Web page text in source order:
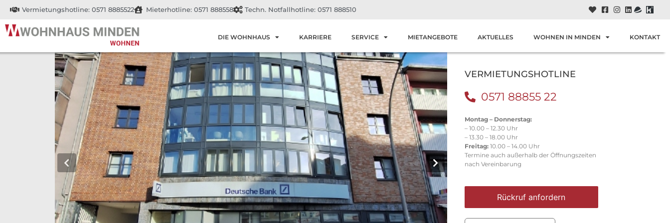
Vermietungshotline: 0571 8885522 Mieterhotline: 0571 888558 Techn. Notfallhotline: 0571 888510
DIE WOHNHAUS KARRIERE SERVICE MIETANGEBOTE AKTUELLES WOHNEN IN MINDEN KONTAKT
VERMIETUNGSHOTLINE
0571 88855 22
Montag – Donnerstag:
– 10.00 – 12.30 Uhr
– 13.30 – 18.00 Uhr
Freitag: 10.00 – 14.00 Uhr
Termine auch außerhalb der Öffnungszeiten
nach Vereinbarung
Rückruf anfordern